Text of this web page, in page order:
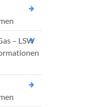
– LSW